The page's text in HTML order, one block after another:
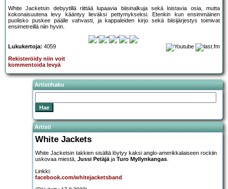
White Jacketsin debyytillä riittää lupaavia biisinalkuja sekä loistavia osia, mutta
kokonaisuutena levy kääntyy lieväksi pettymykseksi. Etenkin kun ensimmäinen
puolisko puskee päälle vahvasti, ja kappaleiden kirjo sekä biisijärjestys toimivat
ensimetreillä niin hyvin.
Lukukertoja: 4059
Rekisteröidy niin voit
kommentoida levyä
Artistihaku
Artisti
White Jackets
White Jacketsin takkien sisältä löytyy kaksi anglo-amerikkalaiseen rockiin
uskovaa miestä, Jussi Petäjä ja Turo Myllynkangas
Linkki:
facebook.com/whitejacketsband